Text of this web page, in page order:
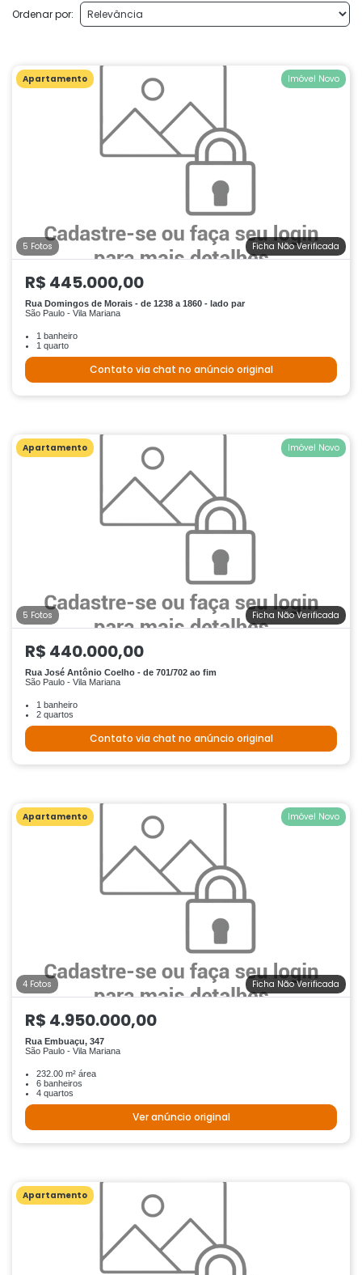
Ordenar por:
Apartamento
5 Fotos Ficha Não Verificada
Imóvel Novo
R$ 445.000,00
Rua Domingos de Morais - de 1238 a 1860 - lado par
São Paulo - Vila Mariana
1 banheiro
1 quarto
Contato via chat no anúncio original
Apartamento
5 Fotos Ficha Não Verificada
Imóvel Novo
R$ 440.000,00
Rua José Antônio Coelho - de 701/702 ao fim
São Paulo - Vila Mariana
1 banheiro
2 quartos
Contato via chat no anúncio original
Apartamento
4 Fotos Ficha Não Verificada
Imóvel Novo
R$ 4.950.000,00
Rua Embuaçu, 347
São Paulo - Vila Mariana
232.00 m² área
6 banheiros
4 quartos
Ver anúncio original
Apartamento